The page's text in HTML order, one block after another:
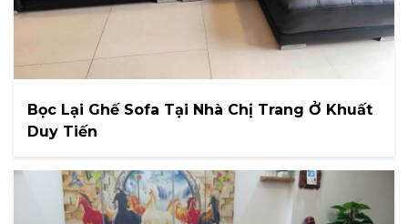
Bọc Lại Ghế Sofa Tại Nhà Chị Trang Ở Khuất
Duy Tiến